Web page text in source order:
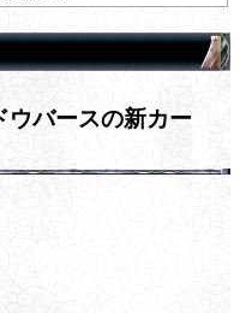
ウバースの新カー